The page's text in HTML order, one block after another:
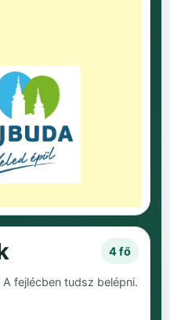
4 fő
fejlécben tudsz belépni.